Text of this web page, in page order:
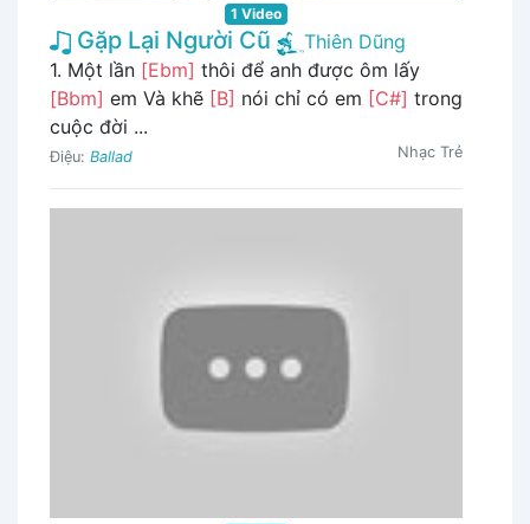
1 Video
Gặp Lại Người Cũ
Thiên Dũng
1. Một lần [Ebm] thôi để anh được ôm lấy
[Bbm] em Và khẽ [B] nói chỉ có em [C#] trong
cuộc đời ...
Điệu: Ballad Nhạc Trẻ